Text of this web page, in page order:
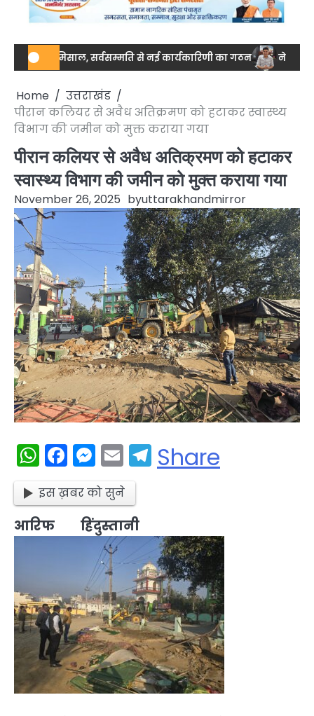
मिसाल, सर्वसम्मति से नई कार्यकारिणी का गठन नेशनल स्तर पर ड्रग
Home
उत्तराखंड
पीरान कलियर से अवैध अतिक्रमण को हटाकर स्वास्थ्य
विभाग की जमीन को मुक्त कराया गया
पीरान कलियर से अवैध अतिक्रमण को हटाकर
स्वास्थ्य विभाग की जमीन को मुक्त कराया गया
November 26, 2025 byuttarakhandmirror
WhatsApp
Facebook
Messenger
EmailTelegram
Share
इस ख़बर को सुने
आरिफ हिंदुस्तानी